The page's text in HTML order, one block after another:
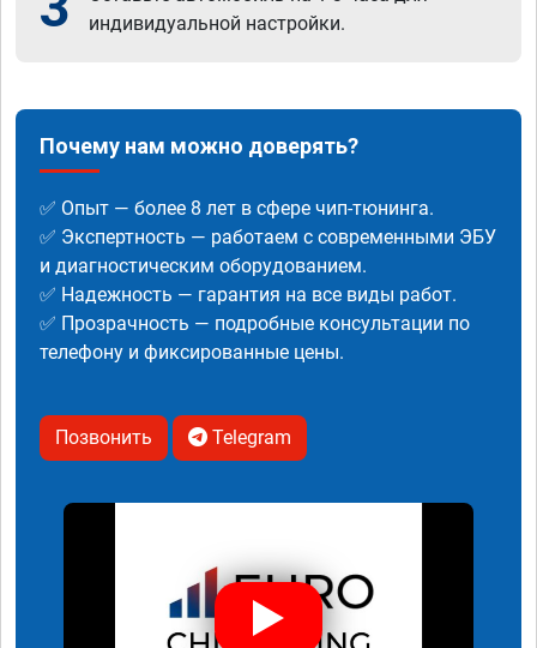
индивидуальной настройки.
Почему нам можно доверять?
✅ Опыт — более 8 лет в сфере чип-тюнинга.
✅ Экспертность — работаем с современными ЭБУ
и диагностическим оборудованием.
✅ Надежность — гарантия на все виды работ.
✅ Прозрачность — подробные консультации по
телефону и фиксированные цены.
Позвонить Telegram